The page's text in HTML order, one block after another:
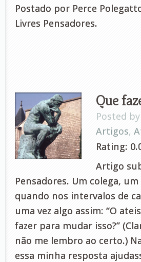
Postado por Perce
Livres Pensadores.
Que
Posted by
Artigos,
Rating:
Artigo
Pensadores. Um colega,
quando nos intervalos de
uma vez algo assim: “O
fazer para mudar isso?”
não me lembro ao certo.)
essa minha resposta